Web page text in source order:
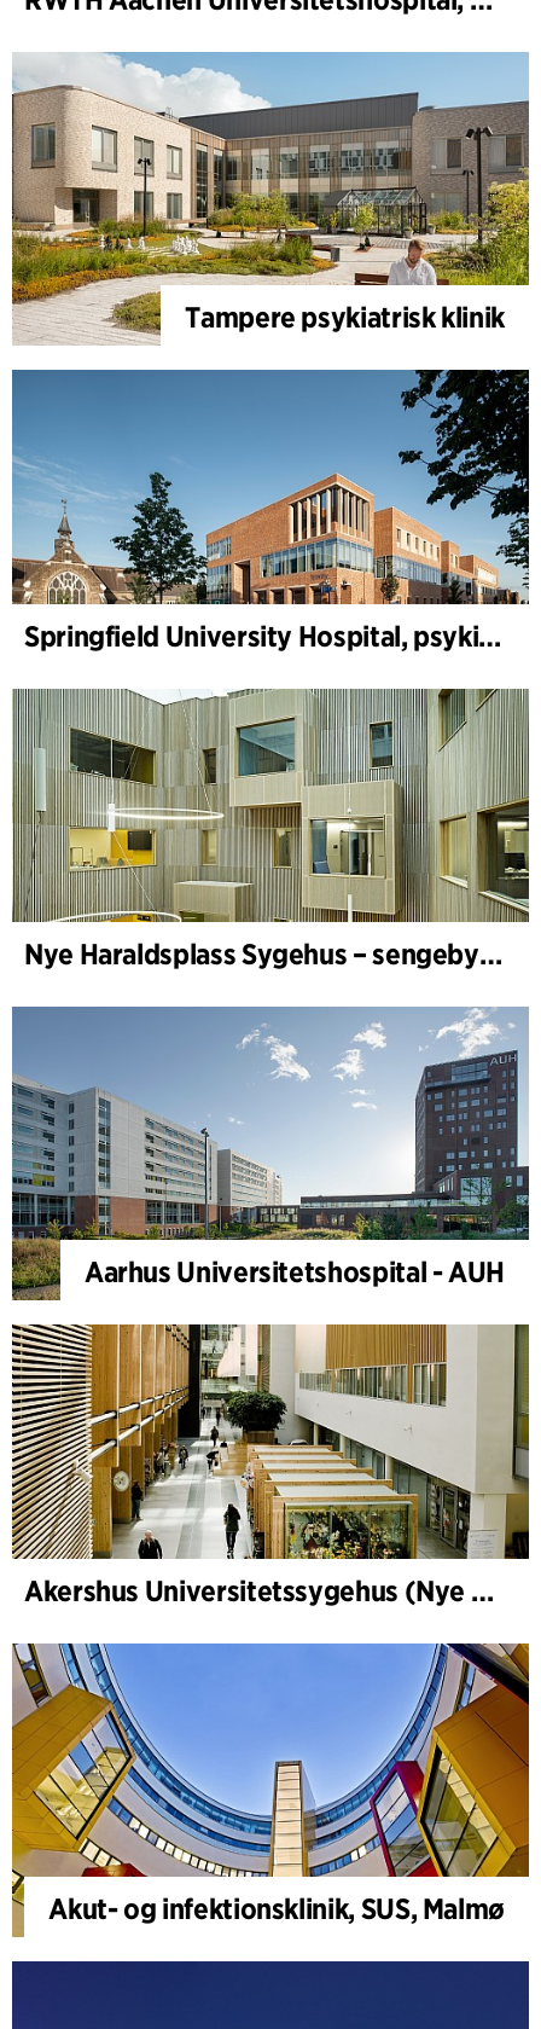
Tampere psykiatrisk klinik
Springfield University Hospital, psykiatri
Nye Haraldsplass Sygehus – sengebygning
Aarhus Universitetshospital - AUH
Akershus Universitetssygehus (Nye Ahus)
Akut- og infektionsklinik, SUS, Malmø